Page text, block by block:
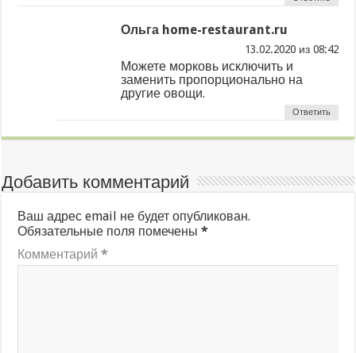
Ольга home-restaurant.ru
из
Можете морковь исключить и
заменить пропорционально на
другие овощи.
Ответить
Добавить комментарий
Ваш адрес email не будет опубликован.
Обязательные поля помечены*
Комментарий*